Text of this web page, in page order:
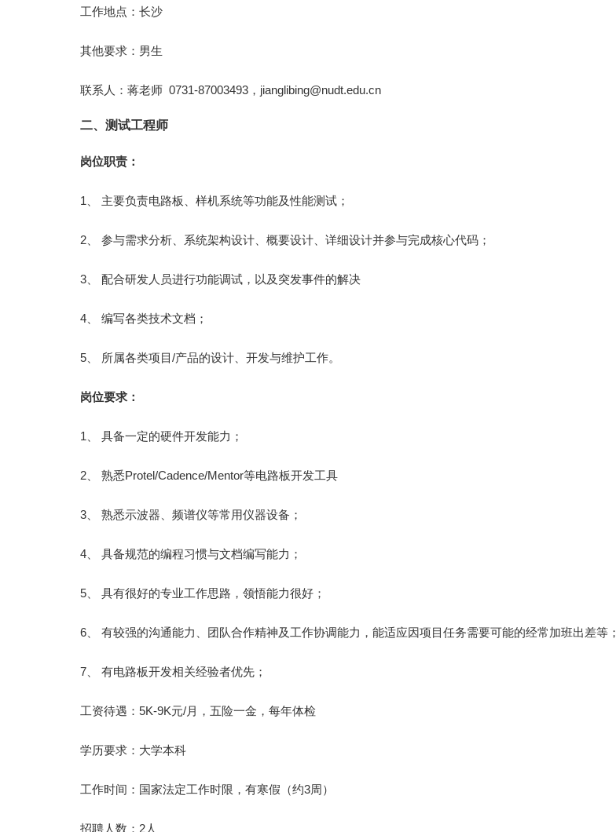
工作地点：长沙
其他要求：男生
联系人：蒋老师 0731-87003493， jianglibing@nudt.edu.cn
二、测试工程师
岗位职责：
1、 主要负责电路板、样机系统等功能及性能测试；
2、 参与需求分析、系统架构设计、概要设计、详细设计并参与完成核心代码；
3、 配合研发人员进行功能调试，以及突发事件的解决
4、 编写各类技术文档；
5、 所属各类项目/产品的设计、开发与维护工作。
岗位要求：
1、 具备一定的硬件开发能力；
2、 熟悉Protel/Cadence/Mentor等电路板开发工具
3、 熟悉示波器、频谱仪等常用仪器设备；
4、 具备规范的编程习惯与文档编写能力；
5、 具有很好的专业工作思路，领悟能力很好；
6、 有较强的沟通能力、团队合作精神及工作协调能力，能适应因项目任务需要可能的经常加班出差等；
7、 有电路板开发相关经验者优先；
工资待遇：5K-9K元/月，五险一金，每年体检
学历要求：大学本科
工作时间：国家法定工作时限，有寒假（约3周）
招聘人数：2人